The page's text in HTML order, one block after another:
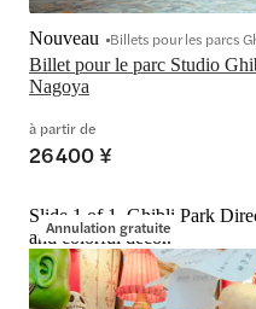
Billet pour le parc Studio
Nagoya
Nouveau Billets pour les parcs
à partir de
26 400 ¥
Annulation gratuite
Slide 1 of 1, Ghibli Park
and colorful decor.